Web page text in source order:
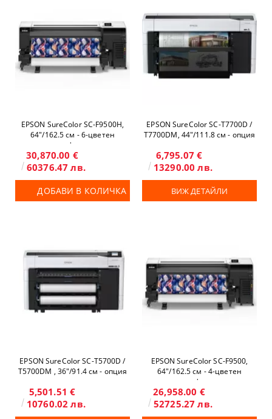
EPSON SureColor SC-F9500H,
64"/162.5 см - 6-цветен
широкоформатен
сублимационен принтер
30,870.00 €
60376.47 лв.
ДОБАВИ В КОЛИЧКА
EPSON SureColor SC-T7700D /
T7700DM, 44"/111.8 см - опция
6,795.07 €
13290.00 лв.
ВИЖ ДЕТАЙЛИ
EPSON SureColor SC-T5700D /
T5700DM , 36"/91.4 см - опция
5,501.51 €
10760.02 лв.
EPSON SureColor SC-F9500,
64"/162.5 см - 4-цветен
широкоформатен
сублимационен принтер
26,958.00 €
52725.27 лв.